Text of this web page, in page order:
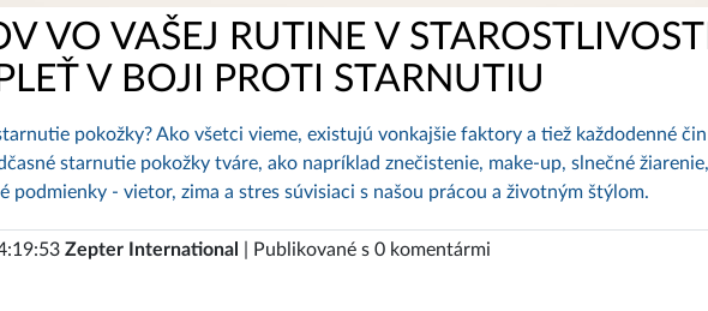
VO VAŠEJ RUTINE V
PLEŤ V BOJI PROTI STARNUTIU
pokožky? Ako všetci vieme, existujú vonkajšie faktory a tiež každodenné
starnutie pokožky tváre, ako napríklad znečistenie, make-up, slnečné žiarenie,
podmienky - vietor, zima a stres súvisiaci s našou prácou a životným štýlom.
Zepter International | Publikované s 0 komentármi